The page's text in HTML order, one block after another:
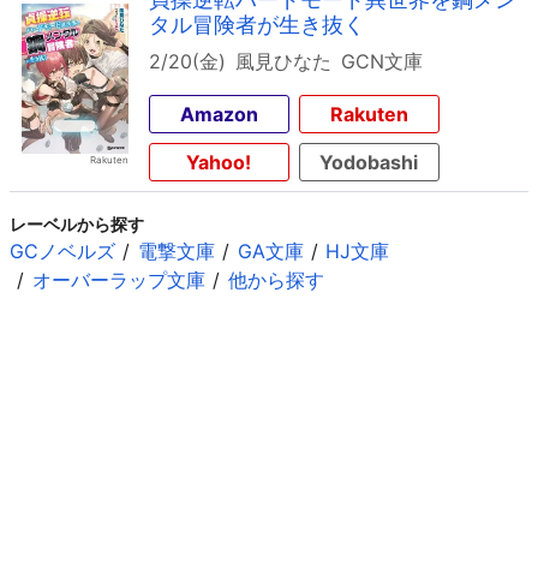
タル冒険者が生き抜く
2/20(金) 風見ひなた GCN文庫
Amazon
Rakuten
Yahoo!
Yodobashi
レーベルから探す
GCノベルズ 電撃文庫 GA文庫
HJ文庫
オーバーラップ文庫
他から探す